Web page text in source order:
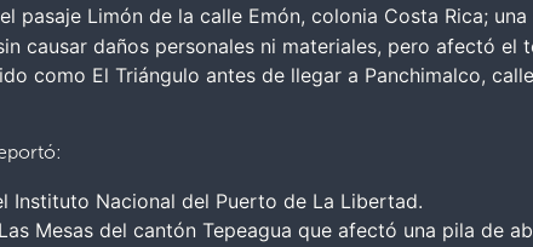
pasaje Limón de la calle Emón, colonia Costa Rica;
causar daños personales ni materiales, pero afectó el
como El Triángulo antes de llegar a Panchimalco,
Instituto Nacional del Puerto de La Libertad.
Mesas del cantón Tepeagua que afectó una pila de